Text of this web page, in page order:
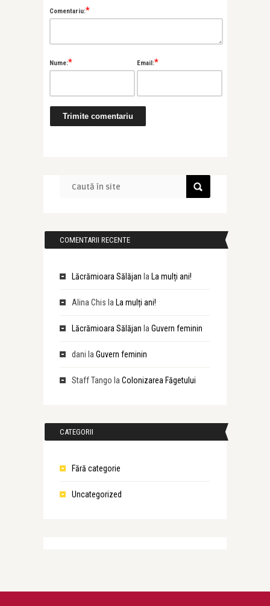
Comentariu:*
Nume:* Email:*
COMENTARII RECENTE
Lăcrămioara Sălăjan la La mulți ani!
Alina Chis la La mulți ani!
Lăcrămioara Sălăjan la Guvern feminin
dani la Guvern feminin
Staff Tango la Colonizarea Făgetului
CATEGORII
Fără categorie
Uncategorized